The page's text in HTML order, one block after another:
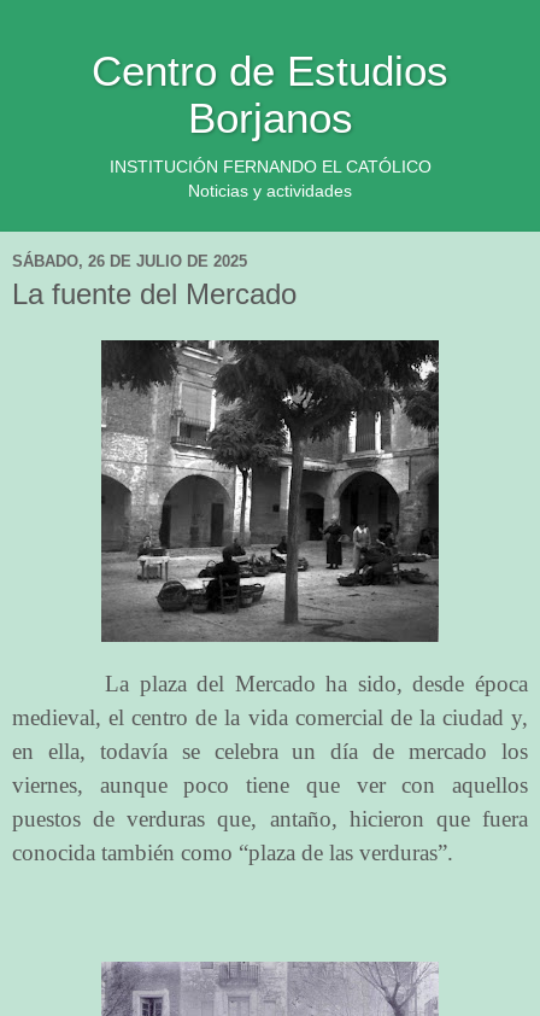
Centro de Estudios
Borjanos
INSTITUCIÓN FERNANDO EL CATÓLICO
Noticias y actividades
SÁBADO, 26 DE JULIO DE 2025
La fuente del Mercado
La plaza del Mercado ha sido, desde época
medieval, el centro de la vida comercial de la ciudad y,
en ella, todavía se celebra un día de mercado los
viernes, aunque poco tiene que ver con aquellos
puestos de verduras que, antaño, hicieron que fuera
conocida también como “plaza de las verduras”.